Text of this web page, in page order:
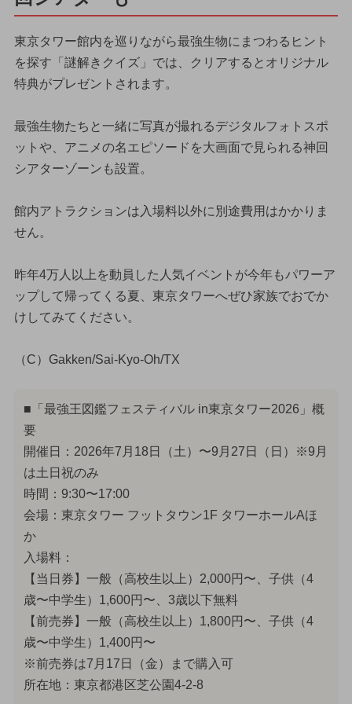
東京タワー館内を巡りながら最強生物にまつわるヒント
を探す「謎解きクイズ」では、クリアするとオリジナル
特典がプレゼントされます。
最強生物たちと一緒に写真が撮れるデジタルフォトスポ
ットや、アニメの名エピソードを大画面で見られる神回
シアターゾーンも設置。
館内アトラクションは入場料以外に別途費用はかかりま
せん。
昨年4万人以上を動員した人気イベントが今年もパワーア
ップして帰ってくる夏、東京タワーへぜひ家族でおでか
けしてみてください。
（C）Gakken/Sai-Kyo-Oh/TX
■「最強王図鑑フェスティバル in東京タワー2026」概
要
開催日：2026年7月18日（土）〜9月27日（日）※9月
は土日祝のみ
時間：9:30〜17:00
会場：東京タワー フットタウン1F タワーホールAほ
か
入場料：
【当日券】一般（高校生以上）2,000円〜、子供（4
歳〜中学生）1,600円〜、3歳以下無料
【前売券】一般（高校生以上）1,800円〜、子供（4
歳〜中学生）1,400円〜
※前売券は7月17日（金）まで購入可
所在地：東京都港区芝公園4-2-8